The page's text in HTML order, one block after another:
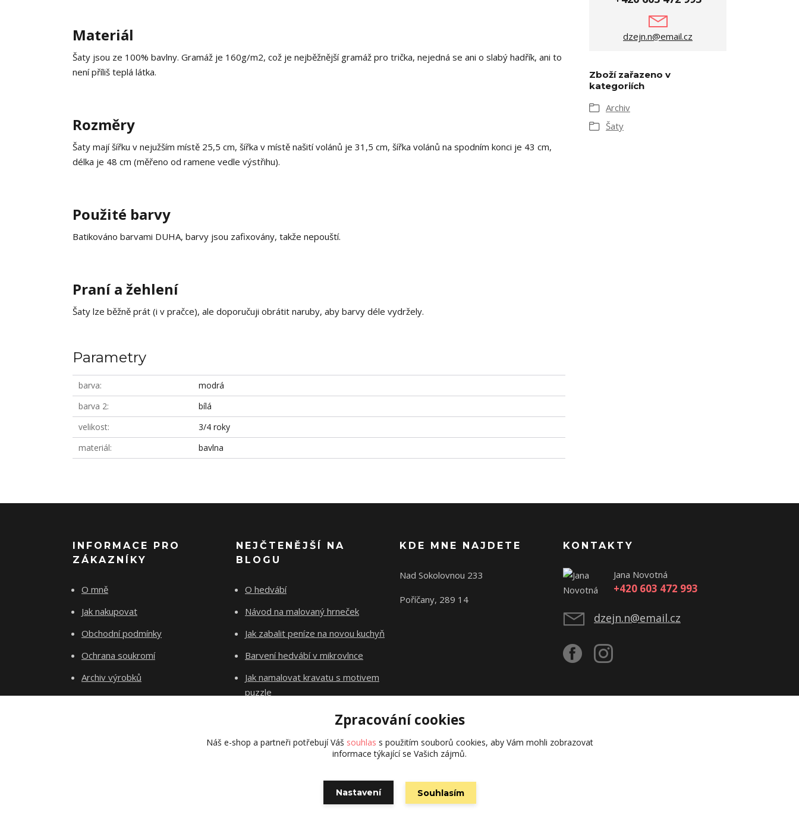
Materiál
Šaty jsou ze 100% bavlny. Gramáž je 160g/m2, což je nejběžnější gramáž pro trička, nejedná se ani o slabý hadřík, ani to
není příliš teplá látka.
Rozměry
Šaty mají šířku v nejužším místě 25,5 cm, šířka v místě našití volánů je 31,5 cm, šířka volánů na spodním konci je 43 cm,
délka je 48 cm (měřeno od ramene vedle výstřihu).
Použité barvy
Batikováno barvami DUHA, barvy jsou zafixovány, takže nepouští.
Praní a žehlení
Šaty lze běžně prát (i v pračce), ale doporučuji obrátit naruby, aby barvy déle vydržely.
Parametry
barva
modrá
barva 2
bílá
velikost
3/4 roky
materiál
bavlna
dzejn.n@email.cz
Zboží zařazeno v
kategoriích
Archiv
Šaty
INFORMACE PRO
ZÁKAZNÍKY
O mně
Jak nakupovat
Obchodní podmínky
Ochrana soukromí
Archiv výrobků
Kontakty
NEJČTENĚJŠÍ NA
BLOGU
O hedvábí
Návod na malovaný hrneček
Jak zabalit peníze na novou kuchyň
Barvení hedvábí v mikrovlnce
Jak namalovat kravatu s motivem
puzzle
KDE MNE NAJDETE
Nad Sokolovnou 233
Poříčany, 289 14
Původní stránky
KONTAKTY
Jana Novotná
+420 603 472 993
dzejn.n@email.cz
Vytvořeno na
Zpracování cookies
Náš e-shop a partneři potřebují Váš souhlas s použitím souborů cookies, aby Vám mohli zobrazovat
informace týkající se Vašich zájmů.
Nastavení Souhlasím